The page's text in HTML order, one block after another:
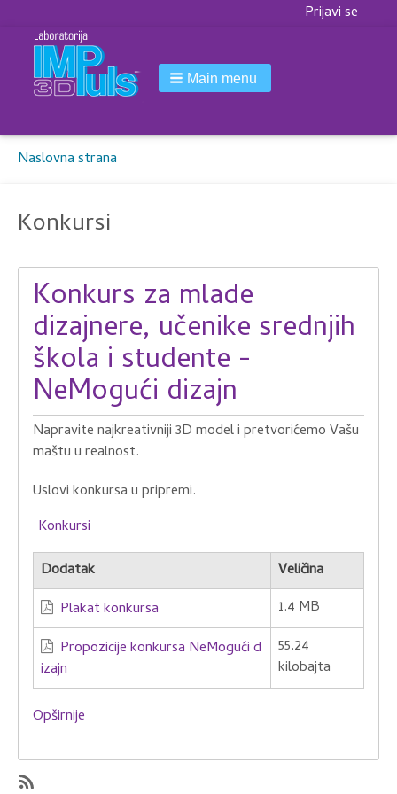
Korisnički
Prijavi se
Main menu
Breadcrumbs
You
Naslovna strana
Konkursi
Konkurs za mlade
dizajnere, učenike srednjih
škola i studente -
NeMogući dizajn
Napravite najkreativniji 3D model i pretvorićemo Vašu
maštu u realnost.
Uslovi konkursa u pripremi.
Konkursi
Dodatak
Veličina
Plakat konkursa
1.4 MB
Propozicije konkursa NeMogući d
izajn
55.24
kilobajta
Opširnije
za